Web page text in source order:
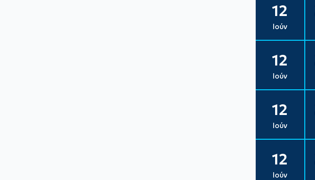
12
Ιούν
12
Ιούν
12
Ιούν
12
Ιούν